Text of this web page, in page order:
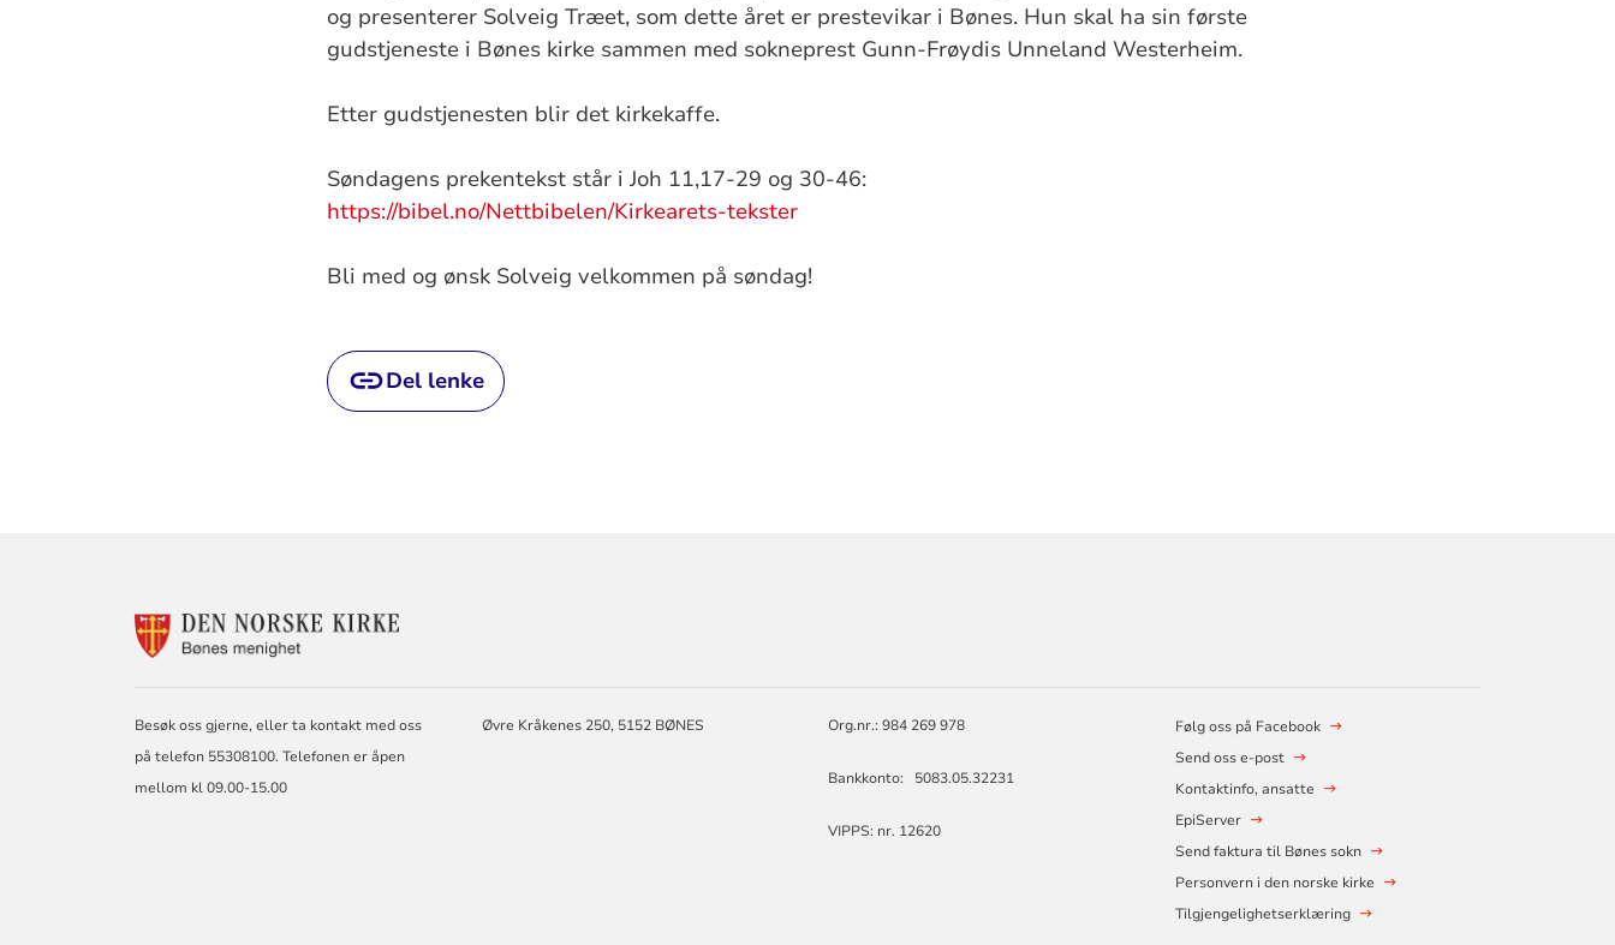
og presenterer Solveig Træet, som dette året er prestevikar i Bønes. Hun skal ha sin første
gudstjeneste i Bønes kirke sammen med sokneprest Gunn-Frøydis Unneland Westerheim.
Etter gudstjenesten blir det kirkekaffe.
Søndagens prekentekst står i Joh 11,17-29 og 30-46:
https://bibel.no/Nettbibelen/Kirkearets-tekster
Bli med og ønsk Solveig velkommen på søndag!
Del lenke
KONTAKTINFORMASJON
Besøk oss gjerne, eller ta kontakt med oss
på telefon 55308100. Telefonen er åpen
mellom kl 09.00-15.00
Øvre Kråkenes 250, 5152 BØNES Org.nr.: 984 269 978
Bankkonto: 5083.05.32231
VIPPS: nr. 12620
Følg oss på Facebook
Send oss e-post
Kontaktinfo, ansatte
EpiServer
Send faktura til Bønes sokn
Personvern i den norske kirke
Tilgjengelighetserklæring